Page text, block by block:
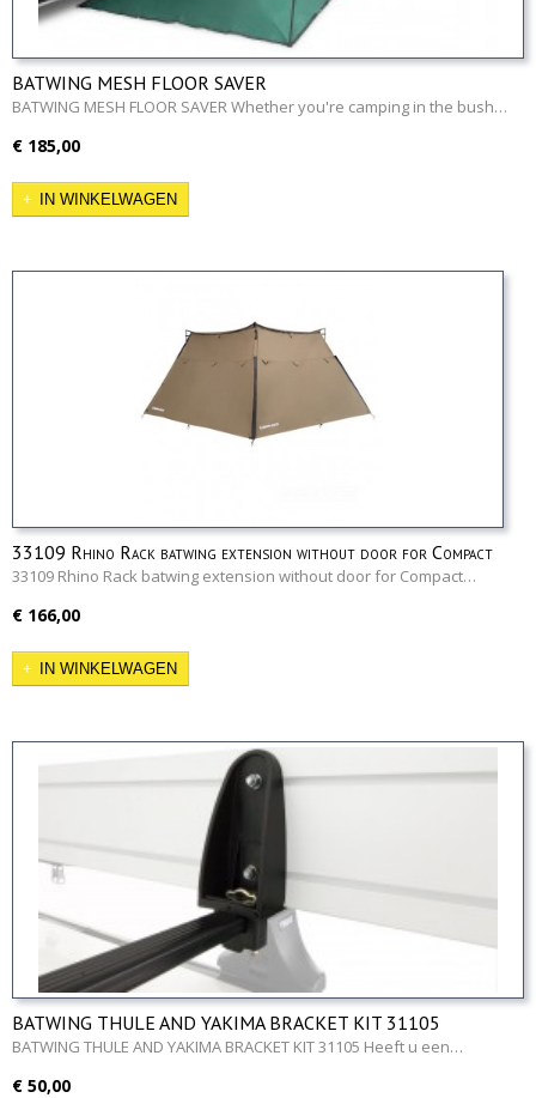
BATWING MESH FLOOR SAVER
BATWING MESH FLOOR SAVER Whether you're camping in the bush…
€ 185,00
IN WINKELWAGEN
33109 Rhino Rack batwing extension without door for Compact
version
33109 Rhino Rack batwing extension without door for Compact…
€ 166,00
IN WINKELWAGEN
BATWING THULE AND YAKIMA BRACKET KIT 31105
BATWING THULE AND YAKIMA BRACKET KIT 31105 Heeft u een…
€ 50,00